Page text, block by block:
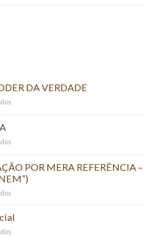
DA VERDADE
DA
VERDADE
PAPA
JURISTA
POR MERA REFERÊNCIA –
POR